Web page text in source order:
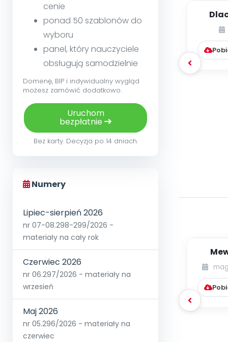
cenie
ponad 50 szablonów do
wyboru
panel, który nauczyciele
obsługują samodzielnie
Domenę, BIP i indywidualny wygląd
możesz zamówić dodatkowo.
Uruchom
bezpłatnie
Bez karty. Decyzja po 14 dniach.
Numery
Lipiec-sierpień 2026
nr 07-08.298-299/2026 -
materiały na cały rok
Czerwiec 2026
nr 06.297/2026 - materiały na
wrzesień
Maj 2026
nr 05.296/2026 - materiały na
czerwiec